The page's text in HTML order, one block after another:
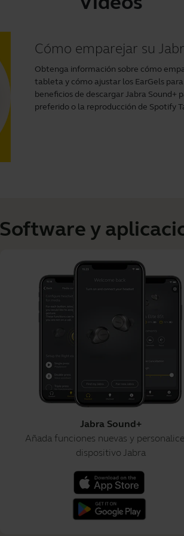
Cómo emparejar su
Obtenga información sobre cómo
tableta y cómo ajustar los EarGels
beneficios de descargarJabra Sound+
preferido o la reproducción de Spotify
Software y
Jabra Sound+
Añada funciones nuevas y
dispositivo Jabra